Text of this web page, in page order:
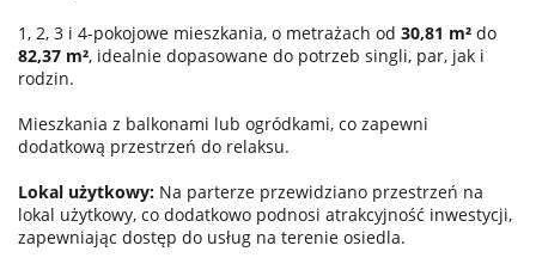
1, 2, 3 i 4-pokojowe mieszkania, o metrażach od 30,81 m² do
82,37 m², idealnie dopasowane do potrzeb singli, par, jak i
rodzin.
Mieszkania z balkonami lub ogródkami, co zapewni
dodatkową przestrzeń do relaksu.
Lokal użytkowy: Na parterze przewidziano przestrzeń na
lokal użytkowy, co dodatkowo podnosi atrakcyjność inwestycji,
zapewniając dostęp do usług na terenie osiedla.